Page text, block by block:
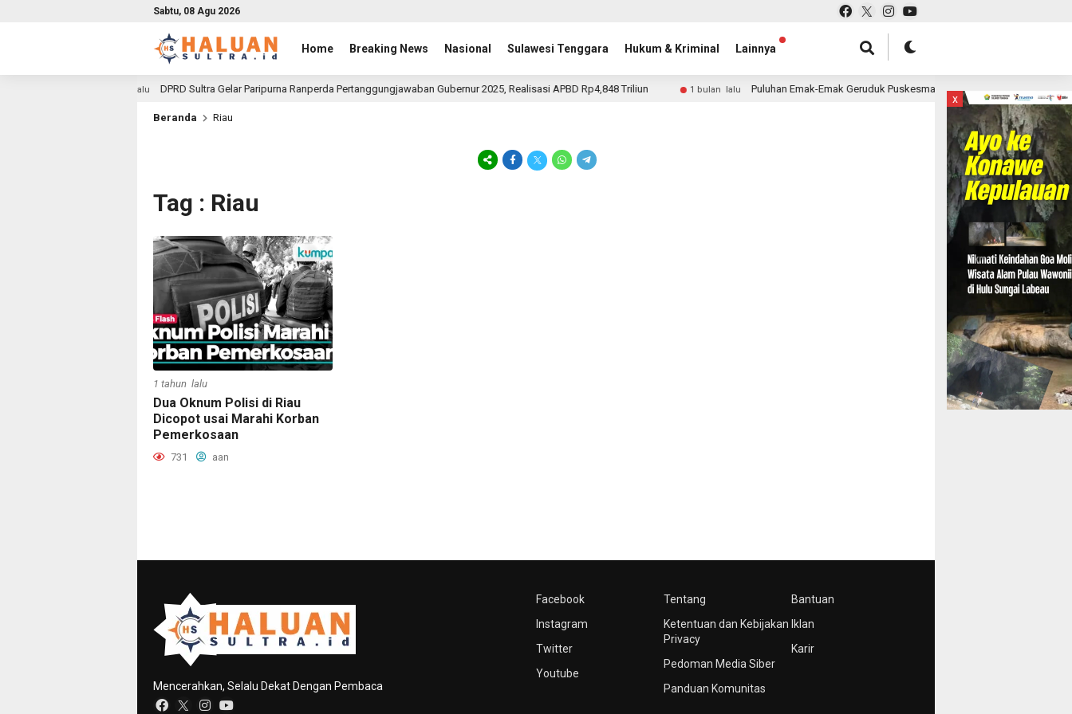
Sabtu, 08 Agu 2026
Home Breaking News Nasional Sulawesi Tenggara Hukum & Kriminal Lainnya
DPRD Sultra Gelar Paripurna Ranperda Pertanggungjawaban Gubernur 2025, Realisasi APBD Rp4,848 Triliun 1 bulan lalu Puluhan Emak-Emak Geruduk Puskesmas Nambo, Wali Kota Diminta
Beranda Riau
Tag : Riau
1 tahun lalu
Dua Oknum Polisi di Riau
Dicopot usai Marahi Korban
Pemerkosaan
731 aan
x
Facebook
Instagram
Twitter
Youtube
Tentang
Ketentuan dan Kebijakan
Privacy
Pedoman Media Siber
Panduan Komunitas
Bantuan
Iklan
Karir
Mencerahkan, Selalu Dekat Dengan Pembaca